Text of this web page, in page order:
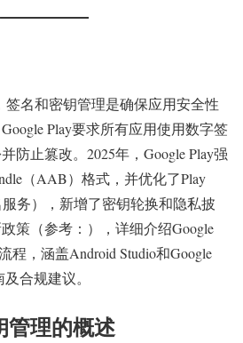
签名和密钥管理是确保应用安全性
Play要求所有应用使用数字签
防止篡改。2025年，Google Play强
（AAB）格式，并优化了Play
务），新增了密钥轮换和隐私披
策（参考：），详细介绍Google
程，涵盖Android Studio和Google
合规建议。
管理的概述